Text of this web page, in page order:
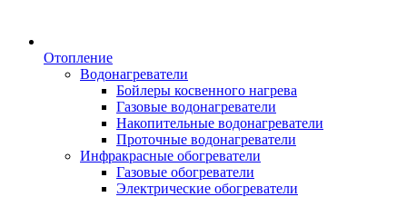
Отопление
Водонагреватели
Бойлеры косвенного нагрева
Газовые водонагреватели
Накопительные водонагреватели
Проточные водонагреватели
Инфракрасные обогреватели
Газовые обогреватели
Электрические обогреватели